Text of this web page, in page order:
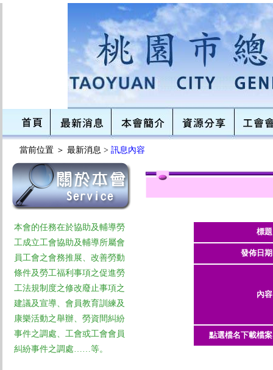
當前位置 ＞ 最新消息 > 訊息內容
本會的任務在於協助及輔導勞
工成立工會協助及輔導所屬會
員工會之會務推展、改善勞動
條件及勞工福利事項之促進勞
工法規制度之修改廢止事項之
建議及宣導、會員教育訓練及
康樂活動之舉辦、勞資間糾紛
事件之調處、工會或工會會員
糾紛事件之調處……等。
標
發佈日
內
點選檔名下載檔